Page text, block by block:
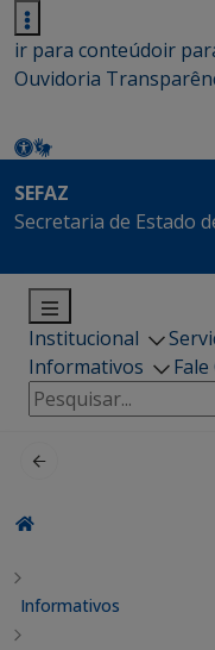
ir para conteúdoir
Ouvidoria
SEFAZ
Secretaria de Estado
Institucional
Informativos
Pesquisar
por:
Informativos